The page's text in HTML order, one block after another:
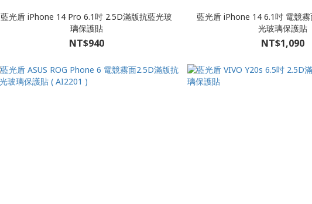
藍光盾 iPhone 14 Pro 6.1吋 2.5D滿版抗藍光玻
璃保護貼
NT$940
藍光盾 iPhone 14 6.1吋 電競
光玻璃保護貼
NT$1,090